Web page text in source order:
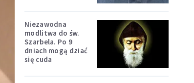
Niezawodna
modlitwa do św.
Szarbela. Po 9
dniach mogą dziać
się cuda